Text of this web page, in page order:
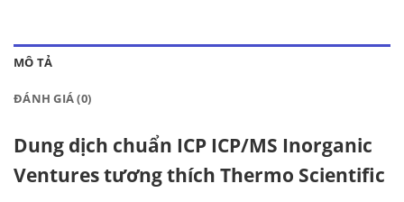
MÔ TẢ
ĐÁNH GIÁ (0)
Dung dịch chuẩn ICP ICP/MS Inorganic
Ventures tương thích Thermo Scientific